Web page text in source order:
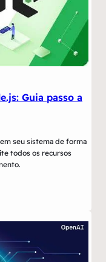
Guia passo a
seu sistema de forma
todos os recursos